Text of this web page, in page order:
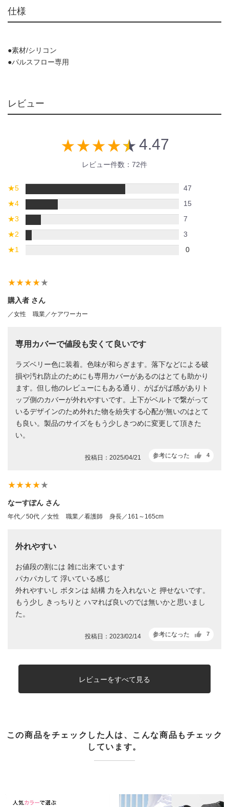
仕様
●素材/シリコン
●パルスフロー専用
レビュー
star_rate star_rate star_rate star_ratestar_rate 4.47
レビュー件数：72件
★5
47
★4
15
★3
7
★2
3
★1 0
star_ratestar_ratestar_ratestar_ratestar_rate
購入者 さん
／女性 職業／ケアワーカー
専用カバーで値段も安くて良いです
ラズベリー色に装着。色味が和らぎます。落下などによる破
損や汚れ防止のためにも専用カバーがあるのはとても助かり
ます。但し他のレビューにもある通り、がばがば感がありト
ップ側のカバーが外れやすいです。上下がベルトで繋がって
いるデザインのため外れた物を紛失する心配が無いのはとて
も良い。製品のサイズをもう少しきつめに変更して頂きた
い。
参考になった 4
投稿日：2025/04/21
star_ratestar_ratestar_ratestar_ratestar_rate
なーすぽん さん
年代／50代 ／女性 職業／看護師 身長／161～165cm
外れやすい
お値段の割には 雑に出来ています
パカパカして 浮いている感じ
外れやすいし ボタンは 結構 力を入れないと 押せないです。
もう少し きっちりと ハマれば良いのでは無いかと思いまし
た。
参考になった 7
投稿日：2023/02/14
レビューをすべて見る
この商品をチェックした人は、こんな商品もチェック
しています。